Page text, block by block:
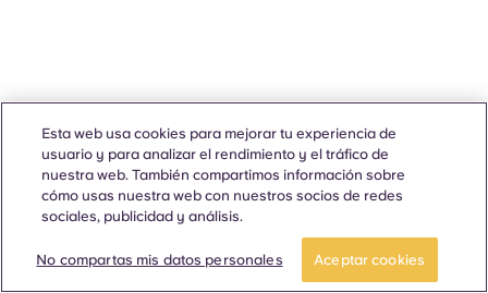
Esta web usa cookies para mejorar tu experiencia de
usuario y para analizar el rendimiento y el tráfico de
nuestra web. También compartimos información sobre
cómo usas nuestra web con nuestros socios de redes
sociales, publicidad y análisis.
No compartas mis datos personales Aceptar cookies